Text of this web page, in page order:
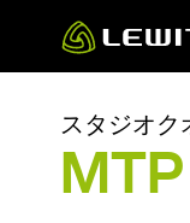
main
スタジオ